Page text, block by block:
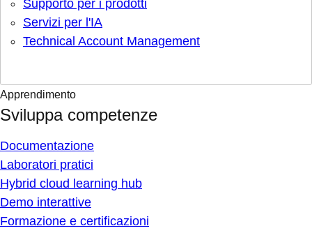
Supporto per i prodotti
Servizi per l'IA
Technical Account Management
Apprendimento
Sviluppa competenze
Documentazione
Laboratori pratici
Hybrid cloud learning hub
Demo interattive
Formazione e certificazioni